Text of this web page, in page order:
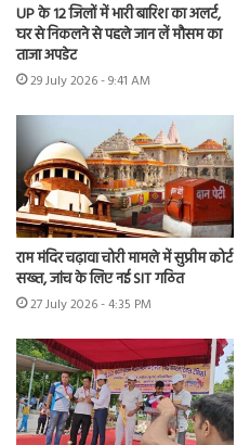
UP के 12 जिलों में भारी बारिश का अलर्ट,
घर से निकलने से पहले जान लें मौसम का
ताजा अपडेट
29 July 2026 - 9:41 AM
राम मंदिर चढ़ावा चोरी मामले में सुप्रीम कोर्ट
सख्त, जांच के लिए नई SIT गठित
27 July 2026 - 4:35 PM